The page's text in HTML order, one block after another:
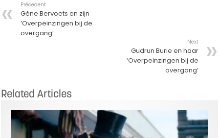
Précedent
Gène Bervoets en zijn
‘Overpeinzingen bij de
overgang’
Next
Gudrun Burie en haar
‘Overpeinzingen bij de
overgang’
Related Articles